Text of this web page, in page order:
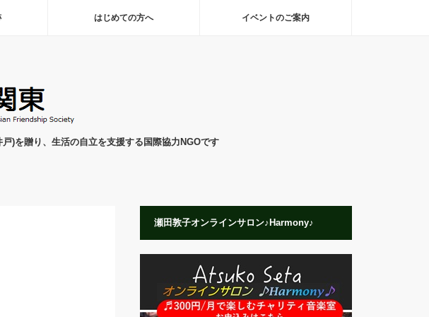
はじめての方へ イベントのご案内
)を贈り、生活の自立を支援する国際協力NGOです
瀬田敦子オンラインサロン♪Harmony♪